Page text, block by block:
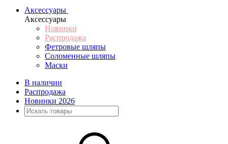
Аксессуары
Аксессуары
Новинки
Распродажа
Фетровые шляпы
Соломенные шляпы
Маски
В наличии
Распродажа
Новинки 2026